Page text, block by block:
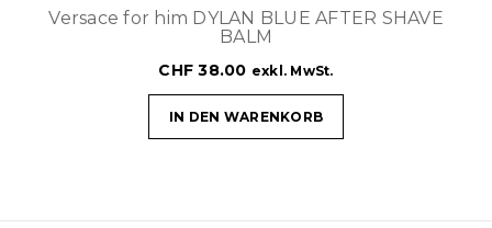
Versace for him DYLAN BLUE AFTER SHAVE
BALM
CHF 38.00 exkl. MwSt.
IN DEN WARENKORB